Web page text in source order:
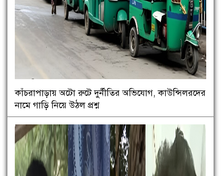
কাঁচরাপাড়ায় অটো রুটে দুর্নীতির অভিযোগ, কাউন্সিলরদের
নামে গাড়ি নিয়ে উঠল প্রশ্ন